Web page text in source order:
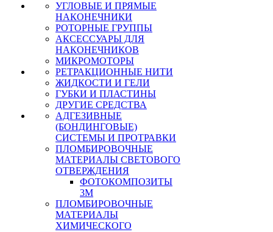
УГЛОВЫЕ И ПРЯМЫЕ
НАКОНЕЧНИКИ
РОТОРНЫЕ ГРУППЫ
АКСЕССУАРЫ ДЛЯ
НАКОНЕЧНИКОВ
МИКРОМОТОРЫ
РЕТРАКЦИОННЫЕ НИТИ
ЖИДКОСТИ И ГЕЛИ
ГУБКИ И ПЛАСТИНЫ
ДРУГИЕ СРЕДСТВА
АДГЕЗИВНЫЕ
(БОНДИНГОВЫЕ)
СИСТЕМЫ И ПРОТРАВКИ
ПЛОМБИРОВОЧНЫЕ
МАТЕРИАЛЫ СВЕТОВОГО
ОТВЕРЖДЕНИЯ
ФОТОКОМПОЗИТЫ
3М
ПЛОМБИРОВОЧНЫЕ
МАТЕРИАЛЫ
ХИМИЧЕСКОГО